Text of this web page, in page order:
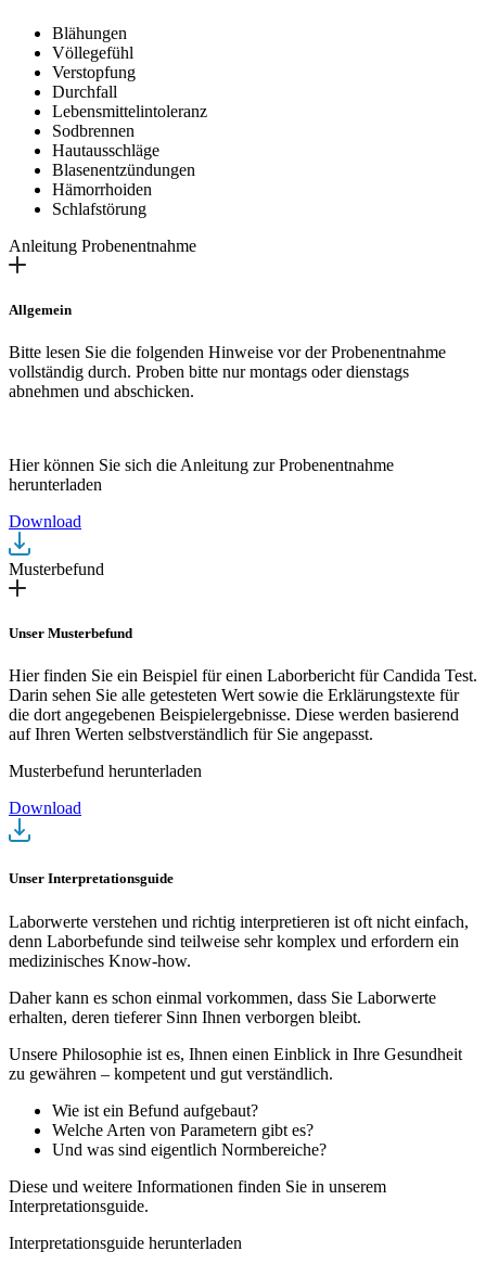
Blähungen
Völlegefühl
Verstopfung
Durchfall
Lebensmittelintoleranz
Sodbrennen
Hautausschläge
Blasenentzündungen
Hämorrhoiden
Schlafstörung
Anleitung Probenentnahme
Allgemein
Bitte lesen Sie die folgenden Hinweise vor der Probenentnahme
vollständig durch. Proben bitte nur montags oder dienstags
abnehmen und abschicken.
Hier können Sie sich die Anleitung zur Probenentnahme
herunterladen
Download
Musterbefund
Unser Musterbefund
Hier finden Sie ein Beispiel für einen Laborbericht für Candida Test.
Darin sehen Sie alle getesteten Wert sowie die Erklärungstexte für
die dort angegebenen Beispielergebnisse. Diese werden basierend
auf Ihren Werten selbstverständlich für Sie angepasst.
Musterbefund herunterladen
Download
Unser Interpretationsguide
Laborwerte verstehen und richtig interpretieren ist oft nicht einfach,
denn Laborbefunde sind teilweise sehr komplex und erfordern ein
medizinisches Know-how.
Daher kann es schon einmal vorkommen, dass Sie Laborwerte
erhalten, deren tieferer Sinn Ihnen verborgen bleibt.
Unsere Philosophie ist es, Ihnen einen Einblick in Ihre Gesundheit
zu gewähren – kompetent und gut verständlich.
Wie ist ein Befund aufgebaut?
Welche Arten von Parametern gibt es?
Und was sind eigentlich Normbereiche?
Diese und weitere Informationen finden Sie in unserem
Interpretationsguide.
Interpretationsguide herunterladen